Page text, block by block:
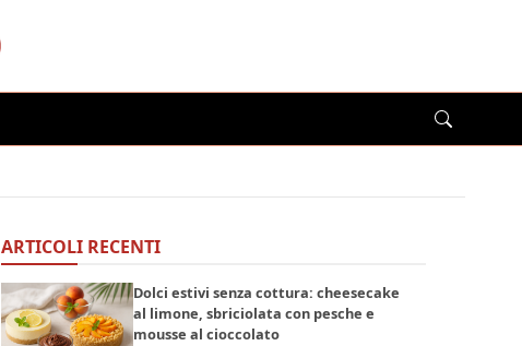
ARTICOLI RECENTI
Dolci estivi senza cottura: cheesecake
al limone, sbriciolata con pesche e
mousse al cioccolato